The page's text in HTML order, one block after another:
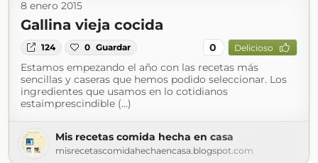
8 enero 2015
Gallina vieja cocida
124 0 Guardar 0 Delicioso
Estamos empezando el año con las recetas más
sencillas y caseras que hemos podido seleccionar. Los
ingredientes que usamos en lo cotidianos
estaimprescindible (...)
Mis recetas comida hecha en casa
misrecetascomidahechaencasa.blogspot.com